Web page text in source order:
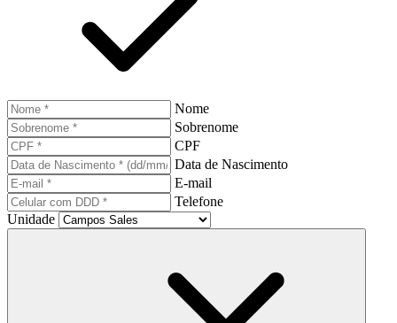
Nome
Sobrenome
CPF
Data de Nascimento
E-mail
Telefone
Unidade